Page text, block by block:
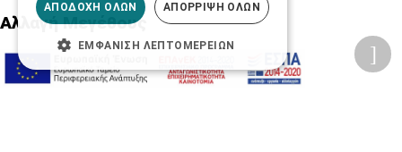
Αλλαγή Μεγέθους
A- A+
A
ΑΠΟΔΟΧΉ ΌΛΩΝ ΑΠΌΡΡΙΨΗ ΌΛΩΝ
ΕΜΦΆΝΙΣΗ ΛΕΠΤΟΜΕΡΕΙΏΝ